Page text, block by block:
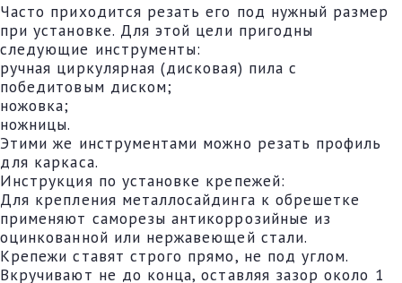
Часто приходится резать его под нужный размер
при установке. Для этой цели пригодны
следующие инструменты:
ручная циркулярная (дисковая) пила с
победитовым диском;
ножовка;
ножницы.
Этими же инструментами можно резать профиль
для каркаса.
Инструкция по установке крепежей:
Для крепления металлосайдинга к обрешетке
применяют саморезы антикоррозийные из
оцинкованной или нержавеющей стали.
Крепежи ставят строго прямо, не под углом.
Вкручивают не до конца, оставляя зазор около 1